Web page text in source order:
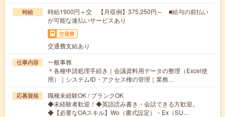
時給
時給1900円＋交 【月収例】375,250円～ ■給与の前払い
が可能な速払いサービスあり
交通費
交通費支給あり
仕事内容
一般事務
＊各種申請処理手続き｜会議資料用データの整理（Excel使
用）｜システムID・アクセス権の管理｜業務…
応募資格
職種未経験OK / ブランクOK
◆未経験者歓迎！◆英語読み書き・会話できる方歓迎。
◆【必要なOAスキル】Wo（書式設定）・Ex（SU…